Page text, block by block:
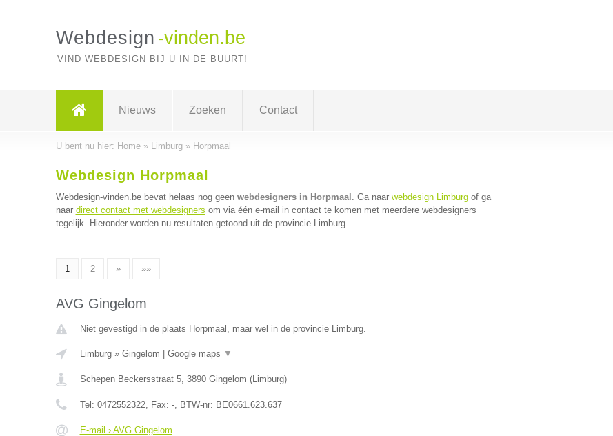
Webdesign -vinden.be
VIND WEBDESIGN BIJ U IN DE BUURT!
Nieuws Zoeken Contact
U bent nu hier: Home» Limburg» Horpmaal
Webdesign Horpmaal
Webdesign-vinden.be bevat helaas nog geen webdesigners in Horpmaal . Ga naar webdesign Limburgof ga
naar direct contact met webdesigners om via één e-mail in contact te komen met meerdere webdesigners
tegelijk. Hieronder worden nu resultaten getoond uit de provincie Limburg.
1 2 » »»
AVG Gingelom
Niet gevestigd in de plaats Horpmaal, maar wel in de provincie Limburg.
Limburg» Gingelom Google maps ▼
Schepen Beckersstraat 5, 3890 Gingelom (Limburg)
Tel: 0472552322, Fax: -, BTW-nr: BE0661.623.637
E-mail › AVG Gingelom